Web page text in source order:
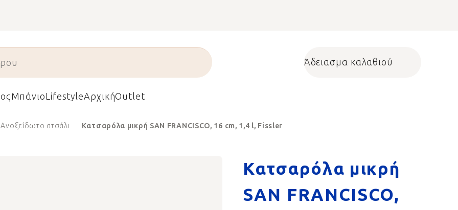
Shopping cart
Άδειασμα καλαθιού
ΜπάνιοLifestyleΑρχικήOutlet
Ανοξείδωτο ατσάλι Κατσαρόλα μικρή SAN FRANCISCO, 16 cm, 1,4 l, Fissler
Κατσαρόλα μικρή
SAN FRANCISCO,